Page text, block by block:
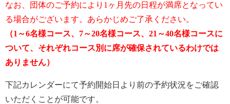
なお、団体のご予約により1ヶ月先の日程が満席となってい
る場合がございます。あらかじめご了承ください。
（1～6名様コース、7～20名様コース、21～40名様コースに
ついて、それぞれコース別に席が確保されているわけでは
ありません）
下記カレンダーにて予約開始日より前の予約状況をご確認
いただくことが可能です。